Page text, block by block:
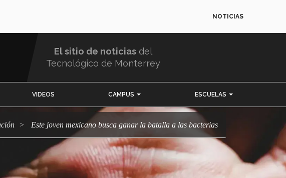
NOTICIAS
El sitio de noticias del
Tecnológico de Monterrey
VIDEOS CAMPUS ESCUELAS
Este joven mexicano busca ganar la batalla a las bacterias